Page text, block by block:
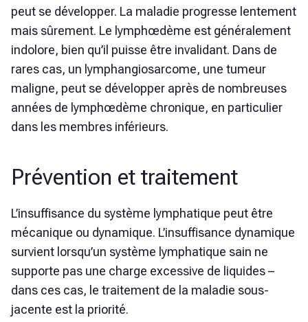
peut se développer. La maladie progresse lentement
mais sûrement. Le lymphœdème est généralement
indolore, bien qu’il puisse être invalidant. Dans de
rares cas, un lymphangiosarcome, une tumeur
maligne, peut se développer après de nombreuses
années de lymphœdème chronique, en particulier
dans les membres inférieurs.
Prévention et traitement
L’insuffisance du système lymphatique peut être
mécanique ou dynamique. L’insuffisance dynamique
survient lorsqu’un système lymphatique sain ne
supporte pas une charge excessive de liquides –
dans ces cas, le traitement de la maladie sous-
jacente est la priorité.